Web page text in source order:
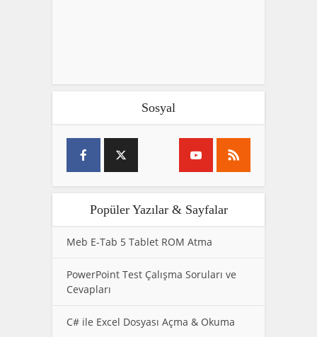
Sosyal
Popüler Yazılar & Sayfalar
Meb E-Tab 5 Tablet ROM Atma
PowerPoint Test Çalışma Soruları ve
Cevapları
C# ile Excel Dosyası Açma & Okuma